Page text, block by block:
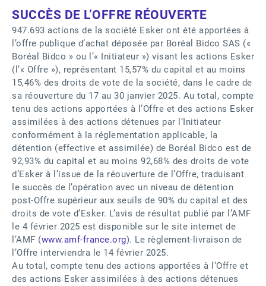
SUCCÈS DE L’OFFRE RÉOUVERTE
947.693 actions de la société Esker ont été apportées à
l’offre publique d’achat déposée par Boréal Bidco SAS («
Boréal Bidco » ou l’« Initiateur ») visant les actions Esker
(l’« Offre »), représentant 15,57% du capital et au moins
15,46% des droits de vote de la société, dans le cadre de
sa réouverture du 17 au 30 janvier 2025. Au total, compte
tenu des actions apportées à l’Offre et des actions Esker
assimilées à des actions détenues par l’Initiateur
conformément à la réglementation applicable, la
détention (effective et assimilée) de Boréal Bidco est de
92,93% du capital et au moins 92,68% des droits de vote
d’Esker à l’issue de la réouverture de l’Offre, traduisant
le succès de l’opération avec un niveau de détention
post-Offre supérieur aux seuils de 90% du capital et des
droits de vote d’Esker. L’avis de résultat publié par l’AMF
le 4 février 2025 est disponible sur le site internet de
l’AMF (www.amf-france.org). Le règlement-livraison de
l’Offre interviendra le 14 février 2025.
Au total, compte tenu des actions apportées à l’Offre et
des actions Esker assimilées à des actions détenues